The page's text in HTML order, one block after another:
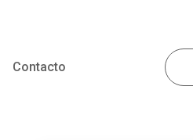
Contacto